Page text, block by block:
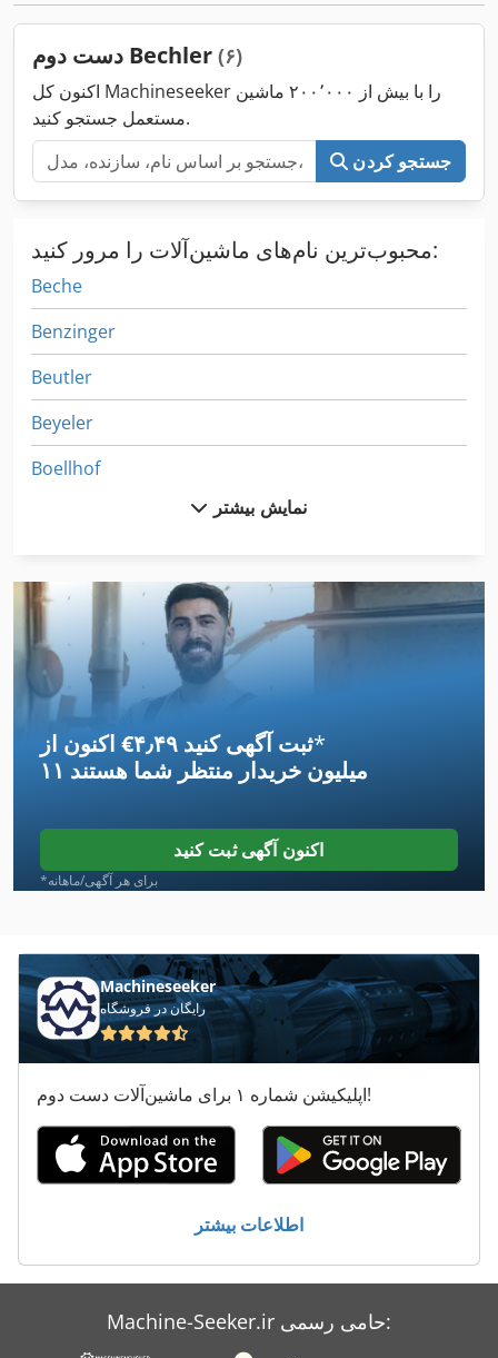
دست دوم Bechler (۶)
اکنون کل Machineseeker را با بیش از ۲۰۰٬۰۰۰ ماشین
مستعمل جستجو کنید.
جستجو کردن
محبوب‌ترین نام‌های ماشین‌آلات را مرور کنید:
Beche
Benzinger
Beutler
Beyeler
Boellhof
Butler
Haeusler
Ilmetech
Klaiber
Kluppe
Kneissler
Kuhlmeyer
Schechtl
Schechtl Lbx
Schramm Lichner
Spaleck
Stoelting
خرید
نمایش بیشتر
اکنون از ‎€۴٫۴۹ ثبت آگهی کنید*
۱۱ میلیون خریدار منتظر شما هستند
اکنون آگهی ثبت کنید
*برای هر آگهی/ماهانه
Machineseeker
رایگان در فروشگاه
اپلیکیشن شماره ۱ برای ماشین‌آلات دست دوم!
اطلاعات بیشتر
Machine-Seeker.ir حامی رسمی: